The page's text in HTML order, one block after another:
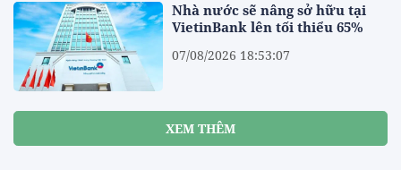
Nhà nước sẽ nâng sở hữu tại
VietinBank lên tối thiểu 65%
07/08/2026 18:53:07
XEM THÊM